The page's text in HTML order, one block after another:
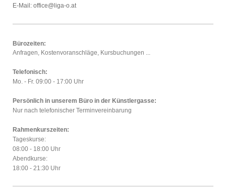
E-Mail: office@liga-o.at
Bürozeiten:
Anfragen, Kostenvoranschläge, Kursbuchungen ...
Telefonisch:
Mo. - Fr. 09:00 - 17:00 Uhr
Persönlich in unserem Büro in der Künstlergasse:
Nur nach telefonischer Terminvereinbarung
Rahmenkurszeiten:
Tageskurse:
08:00 - 18:00 Uhr
Abendkurse:
18:00 - 21:30 Uhr